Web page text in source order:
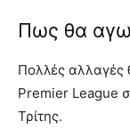
Πως θα
Πολλές αλλαγές
Premier League
Τρίτης.